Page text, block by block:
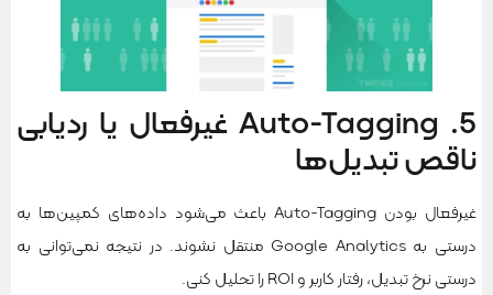
5. Auto-Tagging غیرفعال یا ردیابی
ناقص تبدیل‌ها
غیرفعال بودن Auto-Tagging باعث می‌شود داده‌های کمپین‌ها به
درستی به Google Analytics منتقل نشوند. در نتیجه نمی‌توانی به
درستی نرخ تبدیل، رفتار کاربر و ROI را تحلیل کنی.